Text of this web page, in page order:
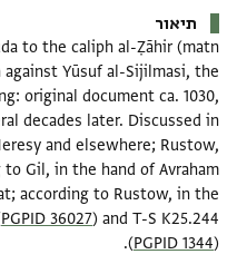
תיאור
to the caliph al-Ẓāhir (matn
Yūsuf al-Sijilmasi, the
original document ca. 1030,
decades later. Discussed in
and elsewhere; Rustow,
to Gil, in the hand of Avraham
according to Rustow, in the
PGPID 36027) and T-S K25.244
(PGPID 1344).